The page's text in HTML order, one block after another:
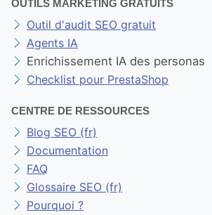
OUTILS MARKETING GRATUITS
Outil d'audit SEO gratuit
Agents IA
Enrichissement IA des personas
Checklist pour PrestaShop
CENTRE DE RESSOURCES
Blog SEO (fr)
Documentation
FAQ
Glossaire SEO (fr)
Pourquoi ?